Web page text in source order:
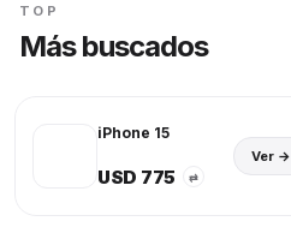
TOP
Más buscados
iPhone 15
USD 775 ⇄
Ver →